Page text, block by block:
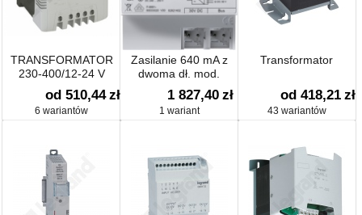
TRANSFORMATOR
230-400/12-24 V
od 510,44 zł
6 wariantów
Zasilanie 640 mA z
dwoma dł. mod.
1 827,40 zł
1 wariant
Transformator
od 418,21 zł
43 wariantów